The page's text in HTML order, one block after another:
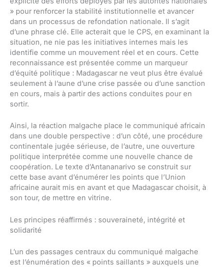
» pour renforcer la stabilité institutionnelle et avancer
dans un processus de refondation nationale. Il s’agit
d’une phrase clé. Elle acterait que le CPS, en examinant la
situation, ne nie pas les initiatives internes mais les
identifie comme un mouvement réel et en cours. Cette
reconnaissance est présentée comme un marqueur
d’équité politique : Madagascar ne veut plus être évalué
seulement à l’aune d’une crise passée ou d’une sanction
en cours, mais à partir des actions conduites pour en
sortir.
Ainsi, la réaction malgache place le communiqué africain
dans une double perspective : d’un côté, une procédure
continentale jugée sérieuse, de l’autre, une ouverture
politique interprétée comme une nouvelle chance de
coopération. Le texte d’Antananarivo se construit sur
cette base avant d’énumérer les points que l’Union
africaine aurait mis en avant et que Madagascar choisit, à
son tour, de mettre en vitrine.
Les principes réaffirmés : souveraineté, intégrité et
solidarité
L’un des passages centraux du communiqué malgache
est l’énumération des « points saillants » auxquels une